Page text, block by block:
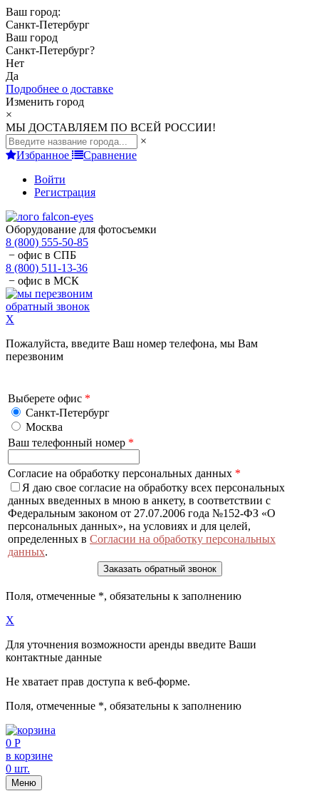
Ваш город:
Санкт-Петербург
Ваш город
Санкт-Петербург?
Нет
Да
Подробнее о доставке
Изменить город
×
МЫ ДОСТАВЛЯЕМ ПО ВСЕЙ РОССИИ!
×
Избранное
Сравнение
Войти
Регистрация
Оборудование для фотосъемки
8 (800) 555-50-85
− офис в СПБ
8 (800) 511-13-36
− офис в МСК
обратный звонок
X
Пожалуйста, введите Ваш номер телефона, мы Вам
перезвоним
Выберете офис *
Санкт-Петербург
Москва
Ваш телефонный номер *
Согласие на обработку персональных данных *
Я даю свое согласие на обработку всех персональных
данных введенных в мною в анкету, в соответствии с
Федеральным законом от 27.07.2006 года №152-ФЗ «О
персональных данных», на условиях и для целей,
определенных в Согласии на обработку персональных
данных.
Поля, отмеченные *, обязательны к заполнению
X
Для уточнения возможности аренды введите Ваши
контактные данные
Не хватает прав доступа к веб-форме.
Поля, отмеченные *, обязательны к заполнению
0 Р
в корзине
0 шт.
Меню